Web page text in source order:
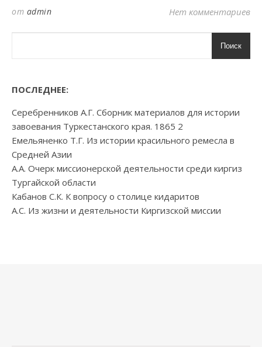
от admin Нет комментариев
Поиск
ПОСЛЕДНЕЕ:
Серебренников А.Г. Сборник материалов для истории
завоевания Туркестанского края. 1865 2
Емельяненко Т.Г. Из истории красильного ремесла в
Средней Азии
А.А. Очерк миссионерской деятельности среди киргиз
Тургайской области
Кабанов С.К. К вопросу о столице кидаритов
А.С. Из жизни и деятельности Киргизской миссии